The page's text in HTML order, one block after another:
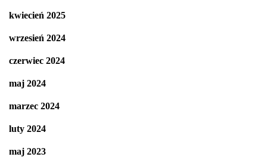
kwiecień 2025
wrzesień 2024
czerwiec 2024
maj 2024
marzec 2024
luty 2024
maj 2023